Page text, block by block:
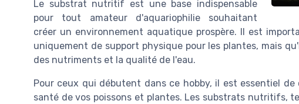
Le substrat nutritif est une base indispensable
pour tout amateur d'aquariophilie souhaitant
créer un environnement aquatique prospère. Il est
uniquement de support physique pour les plantes, mais
des nutriments et la qualité de l'eau.
Pour ceux qui débutent dans ce hobby, il est essentiel
santé de vos poissons et plantes. Les substrats nutritifs,